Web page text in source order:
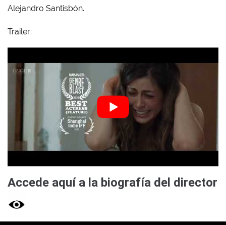
Alejandro Santisbón.
Trailer:
Accede aquí a la biografía del director